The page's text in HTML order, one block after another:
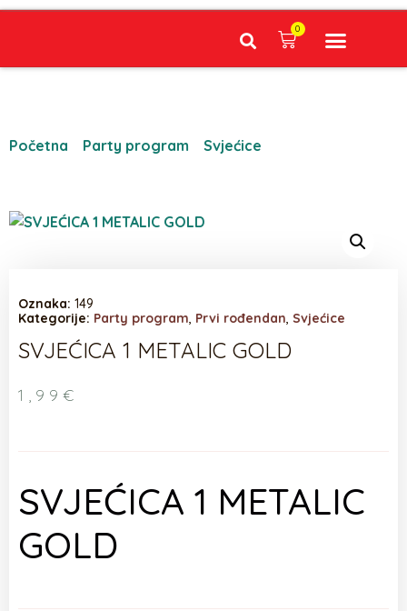
0
Početna Party program Svjećice
Oznaka: 149
Kategorije: Party program Prvi rođendan Svjećice
SVJEĆICA 1 METALIC GOLD
1,99 €
SVJEĆICA 1 METALIC
GOLD